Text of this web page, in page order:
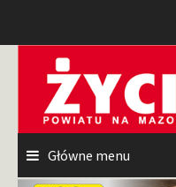
Główne menu